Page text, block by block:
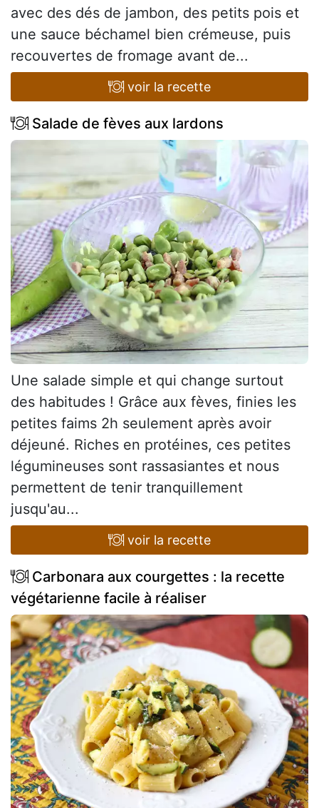
avec des dés de jambon, des petits pois et
une sauce béchamel bien crémeuse, puis
recouvertes de fromage avant de...
voir la recette
Salade de fèves aux lardons
Une salade simple et qui change surtout
des habitudes ! Grâce aux fèves, finies les
petites faims 2h seulement après avoir
déjeuné. Riches en protéines, ces petites
légumineuses sont rassasiantes et nous
permettent de tenir tranquillement
jusqu'au...
voir la recette
Carbonara aux courgettes : la recette
végétarienne facile à réaliser